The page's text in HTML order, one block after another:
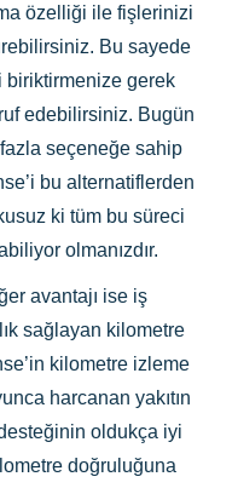
özelliği ile fişlerinizi
Bu sayede
biriktirmenize gerek
edebilirsiniz. Bugün
seçeneğe sahip
bu alternatiflerden
ki tüm bu süreci
olmanızdır.
avantajı ise iş
sağlayan kilometre
kilometre izleme
harcanan yakıtın
oldukça iyi
doğruluğuna